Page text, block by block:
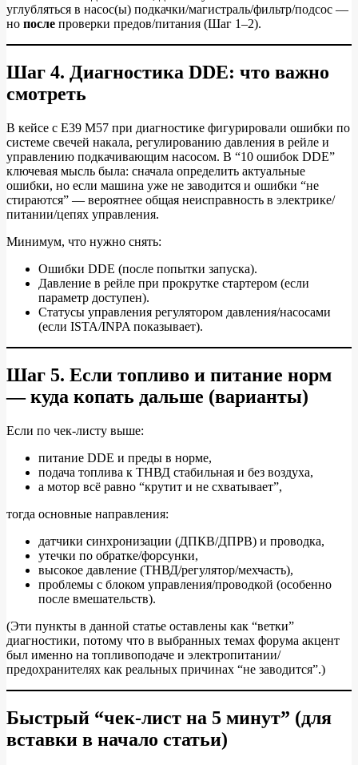
углубляться в насос(ы) подкачки/магистраль/фильтр/подсос —
но после проверки предов/питания (Шаг 1–2).
Шаг 4. Диагностика DDE: что важно
смотреть
В кейсе с E39 M57 при диагностике фигурировали ошибки по
системе свечей накала, регулированию давления в рейле и
управлению подкачивающим насосом. В “10 ошибок DDE”
ключевая мысль была: сначала определить актуальные
ошибки, но если машина уже не заводится и ошибки “не
стираются” — вероятнее общая неисправность в электрике/
питании/цепях управления.
Минимум, что нужно снять:
Ошибки DDE (после попытки запуска).
Давление в рейле при прокрутке стартером (если
параметр доступен).
Статусы управления регулятором давления/насосами
(если ISTA/INPA показывает).
Шаг 5. Если топливо и питание норм
— куда копать дальше (варианты)
Если по чек‑листу выше:
питание DDE и преды в норме,
подача топлива к ТНВД стабильная и без воздуха,
а мотор всё равно “крутит и не схватывает”,
тогда основные направления:
датчики синхронизации (ДПКВ/ДПРВ) и проводка,
утечки по обратке/форсунки,
высокое давление (ТНВД/регулятор/мехчасть),
проблемы с блоком управления/проводкой (особенно
после вмешательств).
(Эти пункты в данной статье оставлены как “ветки”
диагностики, потому что в выбранных темах форума акцент
был именно на топливоподаче и электропитании/
предохранителях как реальных причинах “не заводится”.)
Быстрый “чек‑лист на 5 минут” (для
вставки в начало статьи)